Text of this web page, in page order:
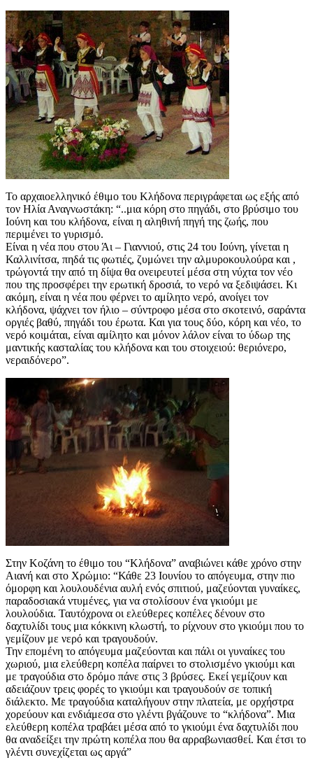
Το αρχαιοελληνικό έθιμο του Κλήδονα περιγράφεται ως εξής από
τον Ηλία Αναγνωστάκη: “..μια κόρη στο πηγάδι, στο βρύσιμο του
Ιούνη και του κλήδονα, είναι η αληθινή πηγή της ζωής, που
περιμένει το γυρισμό.
Είναι η νέα που στου Άι – Γιαννιού, στις 24 του Ιούνη, γίνεται η
Καλλινίτσα, πηδά τις φωτιές, ζυμώνει την αλμυροκουλούρα και ,
τρώγοντά την από τη δίψα θα ονειρευτεί μέσα στη νύχτα τον νέο
που της προσφέρει την ερωτική δροσιά, το νερό να ξεδιψάσει. Κι
ακόμη, είναι η νέα που φέρνει το αμίλητο νερό, ανοίγει τον
κλήδονα, ψάχνει τον ήλιο – σύντροφο μέσα στο σκοτεινό, σαράντα
οργιές βαθύ, πηγάδι του έρωτα. Και για τους δύο, κόρη και νέο, το
νερό κοιμάται, είναι αμίλητο και μόνον λάλον είναι το ύδωρ της
μαντικής κασταλίας του κλήδονα και του στοιχειού: θεριόνερο,
νεραιδόνερο”.
Στην Κοζάνη το έθιμο του “Κλήδονα” αναβιώνει κάθε χρόνο στην
Αιανή και στο Χρώμιο: “Κάθε 23 Ιουνίου το απόγευμα, στην πιο
όμορφη και λουλουδένια αυλή ενός σπιτιού, μαζεύονται γυναίκες,
παραδοσιακά ντυμένες, για να στολίσουν ένα γκιούμι με
λουλούδια. Ταυτόχρονα οι ελεύθερες κοπέλες δένουν στο
δαχτυλίδι τους μια κόκκινη κλωστή, το ρίχνουν στο γκιούμι που το
γεμίζουν με νερό και τραγουδούν.
Την επομένη το απόγευμα μαζεύονται και πάλι οι γυναίκες του
χωριού, μια ελεύθερη κοπέλα παίρνει το στολισμένο γκιούμι και
με τραγούδια στο δρόμο πάνε στις 3 βρύσες. Εκεί γεμίζουν και
αδειάζουν τρεις φορές το γκιούμι και τραγουδούν σε τοπική
διάλεκτο. Με τραγούδια καταλήγουν στην πλατεία, με ορχήστρα
χορεύουν και ενδιάμεσα στο γλέντι βγάζουνε το “κλήδονα”. Μια
ελεύθερη κοπέλα τραβάει μέσα από το γκιούμι ένα δαχτυλίδι που
θα αναδείξει την πρώτη κοπέλα που θα αρραβωνιασθεί. Και έτσι το
γλέντι συνεχίζεται ως αργά”